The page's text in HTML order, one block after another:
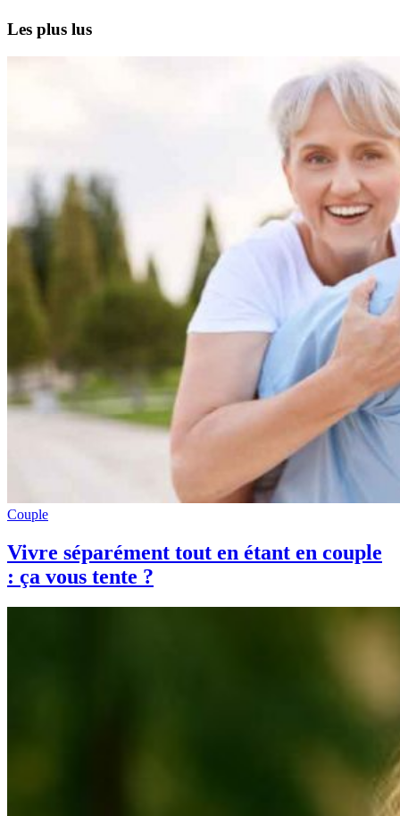
Les plus lus
Couple
Vivre séparément tout en étant en couple
: ça vous tente ?